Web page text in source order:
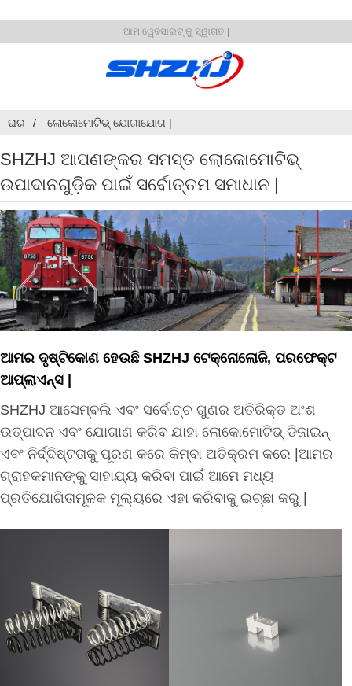
ଆମ ୱେବସାଇଟ୍ କୁ ସ୍ୱାଗତ |
ଘର ଲୋକୋମୋଟିଭ୍ ଯୋଗାଯୋଗ |
SHZHJ ଆପଣଙ୍କର ସମସ୍ତ ଲୋକୋମୋଟିଭ୍
ଉପାଦାନଗୁଡ଼ିକ ପାଇଁ ସର୍ବୋତ୍ତମ ସମାଧାନ |
ଆମର ଦୃଷ୍ଟିକୋଣ ହେଉଛି SHZHJ ଟେକ୍ନୋଲୋଜି, ପରଫେକ୍ଟ
ଆପ୍ଲାଏନ୍ସ |
SHZHJ ଆସେମ୍ବଲି ଏବଂ ସର୍ବୋଚ୍ଚ ଗୁଣର ଅତିରିକ୍ତ ଅଂଶ
ଉତ୍ପାଦନ ଏବଂ ଯୋଗାଣ କରିବ ଯାହା ଲୋକୋମୋଟିଭ୍ ଡିଜାଇନ୍
ଏବଂ ନିର୍ଦ୍ଦିଷ୍ଟତାକୁ ପୂରଣ କରେ କିମ୍ବା ଅତିକ୍ରମ କରେ |ଆମର
ଗ୍ରାହକମାନଙ୍କୁ ସାହାଯ୍ୟ କରିବା ପାଇଁ ଆମେ ମଧ୍ୟ
ପ୍ରତିଯୋଗିତାମୂଳକ ମୂଲ୍ୟରେ ଏହା କରିବାକୁ ଇଚ୍ଛା କରୁ |